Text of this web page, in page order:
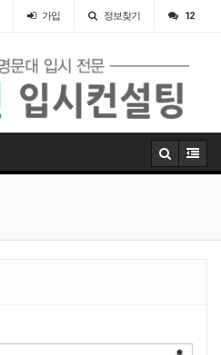
가입 정보찾기 12